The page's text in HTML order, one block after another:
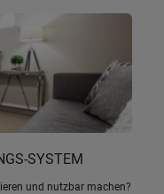
SYSTEM
und nutzbar machen?